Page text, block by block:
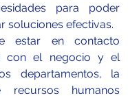
para poder
soluciones efectivas.
estar en contacto
con el negocio y el
departamentos, la
recursos humanos